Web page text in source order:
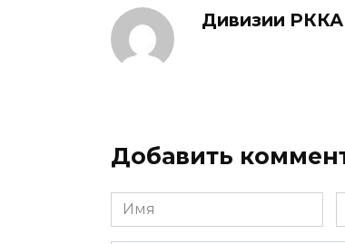
Дивизии РККА
Добавить
Имя